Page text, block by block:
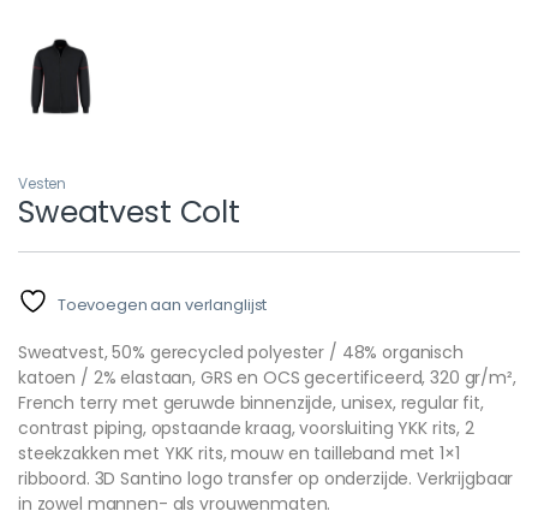
Vesten
Sweatvest Colt
Toevoegen aan verlanglijst
Sweatvest, 50% gerecycled polyester / 48% organisch
katoen / 2% elastaan, GRS en OCS gecertificeerd, 320 gr/m²,
French terry met geruwde binnenzijde, unisex, regular fit,
contrast piping, opstaande kraag, voorsluiting YKK rits, 2
steekzakken met YKK rits, mouw en tailleband met 1×1
ribboord. 3D Santino logo transfer op onderzijde. Verkrijgbaar
in zowel mannen- als vrouwenmaten.